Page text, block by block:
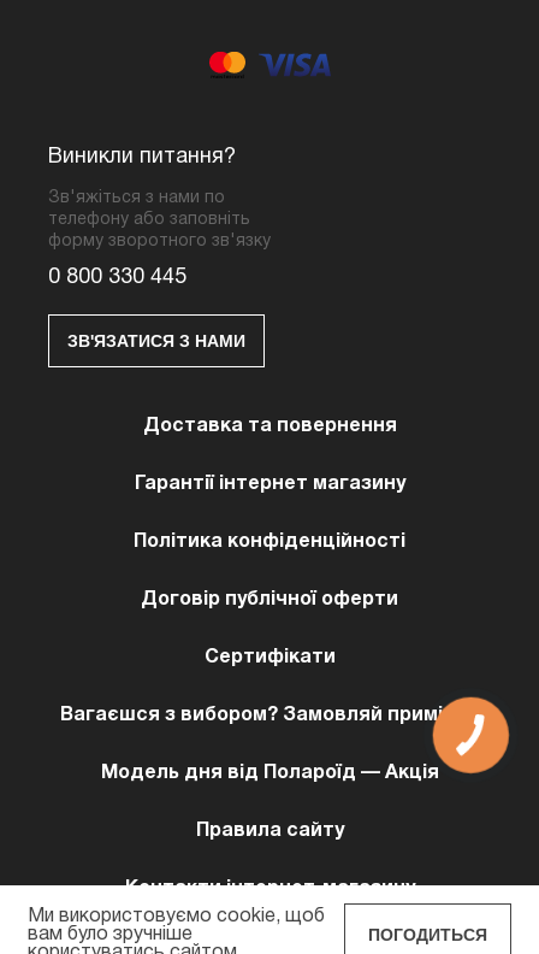
Виникли питання?
Зв'яжіться з нами по
телефону або заповніть
форму зворотного зв'язку
0 800 330 445
ЗВ'ЯЗАТИСЯ З НАМИ
Доставка та повернення
Гарантії інтернет магазину
Політика конфіденційності
Договір публічної оферти
Сертифікати
Вагаєшся з вибором? Замовляй примірку!
Модель дня від Полароїд — Акція
Правила сайту
Контакти інтернет-магазину
Ми використовуємо cookie, щоб
вам було зручніше
ПОГОДИТЬСЯ